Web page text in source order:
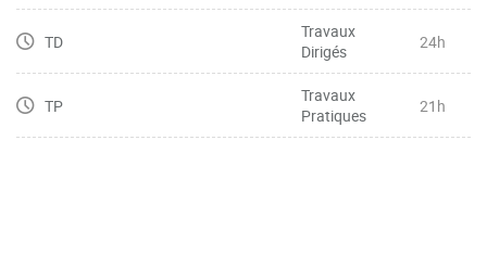
TD
Travaux
Dirigés
24h
TP
Travaux
Pratiques
21h